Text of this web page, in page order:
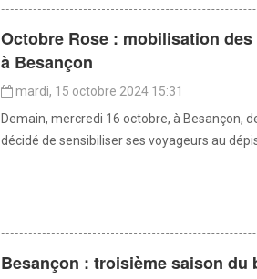
Octobre Rose : mobilisation
à Besançon
mardi, 15 octobre 2024 15:31
Demain, mercredi 16 octobre, à Besançon,
décidé de sensibiliser ses voyageurs au
Besançon : troisième saison du